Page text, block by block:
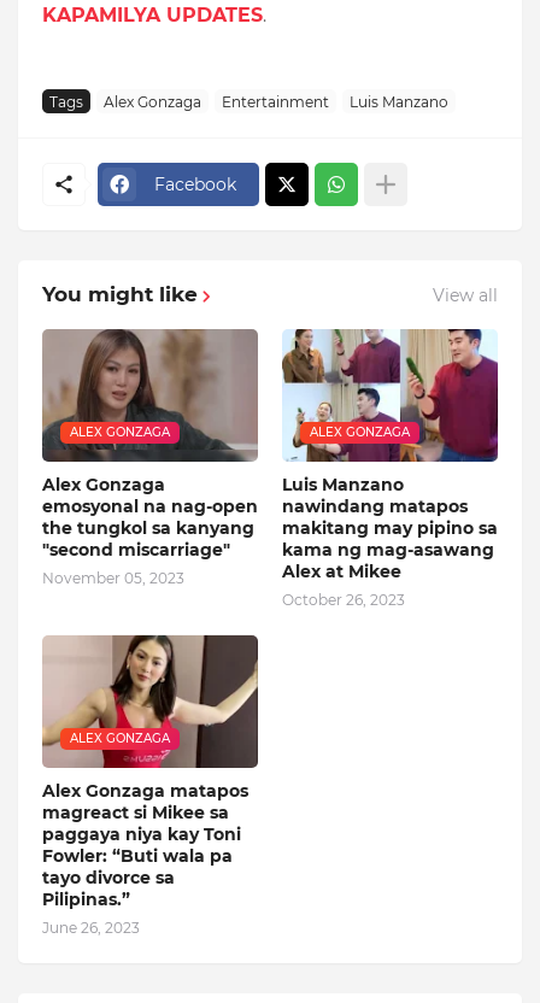
KAPAMILYA UPDATES.
Tags Alex Gonzaga Entertainment Luis Manzano
Facebook
You might like View all
ALEX GONZAGA
Alex Gonzaga
emosyonal na nag-open
the tungkol sa kanyang
"second miscarriage"
November 05, 2023
ALEX GONZAGA
Luis Manzano
nawindang matapos
makitang may pipino sa
kama ng mag-asawang
Alex at Mikee
October 26, 2023
ALEX GONZAGA
Alex Gonzaga matapos
magreact si Mikee sa
paggaya niya kay Toni
Fowler: “Buti wala pa
tayo divorce sa
Pilipinas.”
June 26, 2023